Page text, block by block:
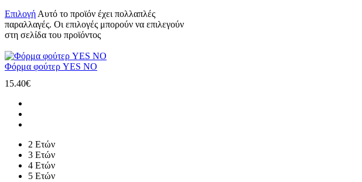
Επιλογή Αυτό το προϊόν έχει πολλαπλές
παραλλαγές. Οι επιλογές μπορούν να επιλεγούν
στη σελίδα του προϊόντος
Φόρμα φούτερ YES NO
15.40€
2 Ετών
3 Ετών
4 Ετών
5 Ετών